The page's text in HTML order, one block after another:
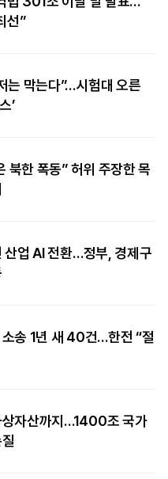
선”
는 막는다”…시험대 오른
’
북한 폭동” 허위 주장한 목
산업 AI 전환…정부, 경제구
송 1년 새 40건…한전 “절
상자산까지…1400조 국가